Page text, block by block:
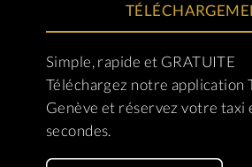
Simple, rapide et GRATUITE
Téléchargez notre application
Genève et réservez votre taxi
secondes.